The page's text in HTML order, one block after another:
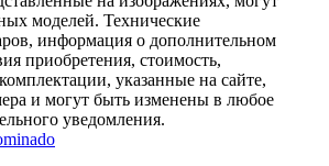
моделей. Технические
информация о дополнительном
приобретения, стоимость,
указанные на сайте,
и могут быть изменены в любое
уведомления.